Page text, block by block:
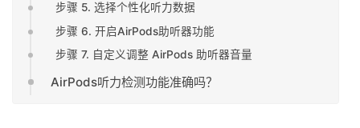
步骤 5. 选择个性化听力数据
步骤 6. 开启AirPods助听器功能
步骤 7. 自定义调整 AirPods 助听器音量
AirPods听力检测功能准确吗？